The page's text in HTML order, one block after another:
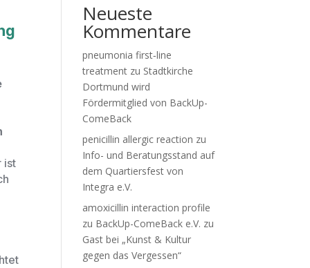
ist
Neueste
Kommentare
pneumonia first‑line
treatment zu Stadtkirche
Dortmund wird
Fördermitglied von BackUp-
ComeBack
penicillin allergic reaction zu
Info- und Beratungsstand auf
dem Quartiersfest von
Integra e.V.
amoxicillin interaction profile
zu BackUp-ComeBack e.V. zu
Gast bei „Kunst & Kultur
gegen das Vergessen“